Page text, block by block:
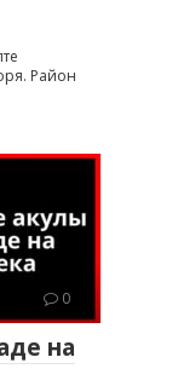
Район
0
на